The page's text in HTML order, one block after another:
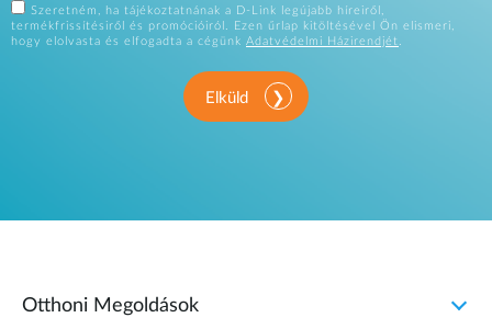
Szeretném, ha tájékoztatnának a D-Link legújabb híreiről,
termékfrissítésiről és promócióiról. Ezen űrlap kitöltésével Ön elismeri,
hogy elolvasta és elfogadta a cégünk Adatvédelmi Házirendjét.
Elküld
Otthoni Megoldások